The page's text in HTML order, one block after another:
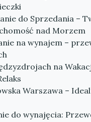
do Sprzedania –
nad Morzem
na wynajem –
na
Warszawa –
do wynajęcia: